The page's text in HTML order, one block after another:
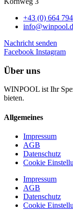
+43 (0) 664
Nachricht senden
Facebook Instagram
Über uns
WINPOOL ist Ihr
bieten.
Allgemeines
Impressum
AGB
Datenschutz
Cookie
Impressum
AGB
Datenschutz
Cookie